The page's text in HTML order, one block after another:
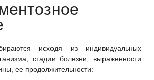
исходя из индивидуальных
стадии болезни, выраженности
ее продолжительности: